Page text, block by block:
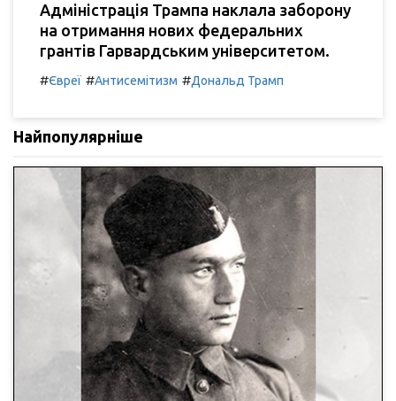
Адміністрація Трампа наклала заборону
на отримання нових федеральних
грантів Гарвардським університетом.
#Євреї #Антисемітизм #Дональд Трамп
Найпопулярніше